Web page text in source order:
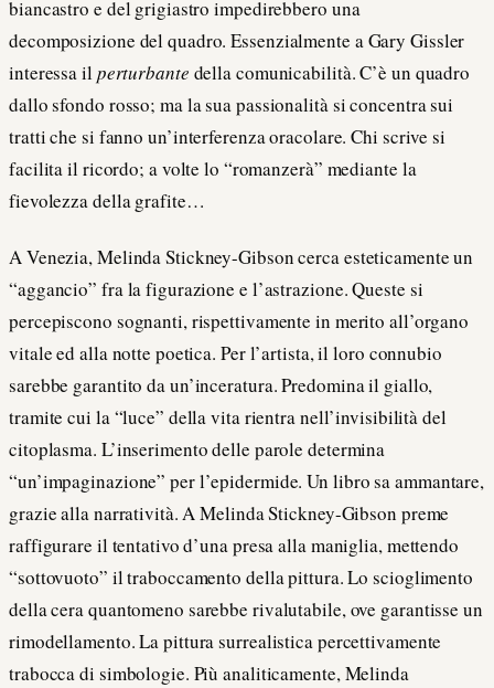
biancastro e del grigiastro impedirebbero una
decomposizione del quadro. Essenzialmente a Gary Gissler
interessa ilperturbante della comunicabilità. C’è un quadro
dallo sfondo rosso; ma la sua passionalità si concentra sui
tratti che si fanno un’interferenza oracolare. Chi scrive si
facilita il ricordo; a volte lo “romanzerà” mediante la
fievolezza della grafite…
A Venezia, Melinda Stickney-Gibson cerca esteticamente un
“aggancio” fra la figurazione e l’astrazione. Queste si
percepiscono sognanti, rispettivamente in merito all’organo
vitale ed alla notte poetica. Per l’artista, il loro connubio
sarebbe garantito da un’inceratura. Predomina il giallo,
tramite cui la “luce” della vita rientra nell’invisibilità del
citoplasma. L’inserimento delle parole determina
“un’impaginazione” per l’epidermide. Un libro sa ammantare,
grazie alla narratività. A Melinda Stickney-Gibson preme
raffigurare il tentativo d’una presa alla maniglia, mettendo
“sottovuoto” il traboccamento della pittura. Lo scioglimento
della cera quantomeno sarebbe rivalutabile, ove garantisse un
rimodellamento. La pittura surrealistica percettivamente
trabocca di simbologie. Più analiticamente, Melinda